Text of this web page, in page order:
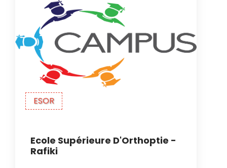
ESOR
Ecole Supérieure D'Orthoptie -
Rafiki